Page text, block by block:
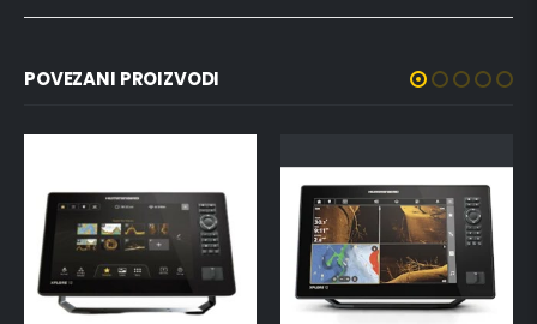
POVEZANI PROIZVODI